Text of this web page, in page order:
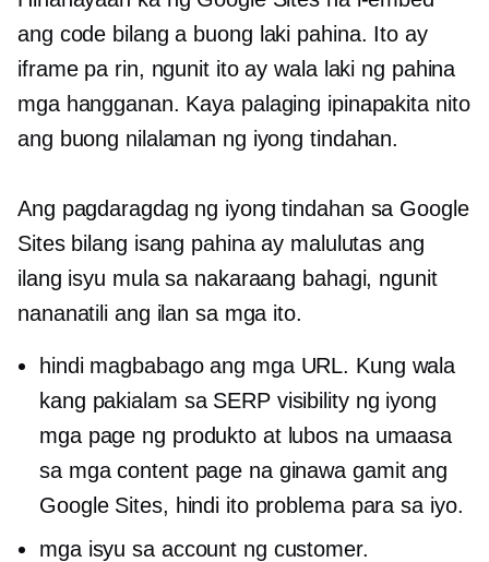
ang code bilang a buong laki pahina. Ito ay
iframe pa rin, ngunit ito ay wala laki ng pahina
mga hangganan. Kaya palaging ipinapakita nito
ang buong nilalaman ng iyong tindahan.
Ang pagdaragdag ng iyong tindahan sa Google
Sites bilang isang pahina ay malulutas ang
ilang isyu mula sa nakaraang bahagi, ngunit
nananatili ang ilan sa mga ito.
hindi magbabago ang mga URL. Kung wala
kang pakialam sa SERP visibility ng iyong
mga page ng produkto at lubos na umaasa
sa mga content page na ginawa gamit ang
Google Sites, hindi ito problema para sa iyo.
mga isyu sa account ng customer.